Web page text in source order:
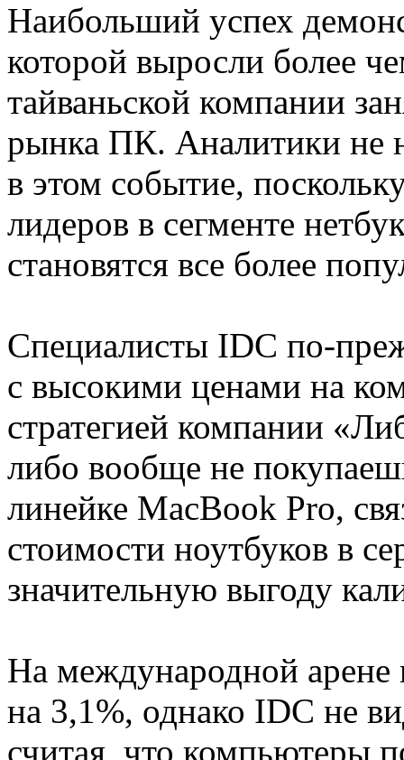
Наибольший успех
которой выросли более
тайваньской компании
рынка ПК. Аналитики не
в этом событие,
лидеров в сегменте
становятся все более
Специалисты IDC по-
с высокими ценами на
стратегией компании
либо вообще не
линейке MacBook Pro,
стоимости ноутбуков в
значительную выгоду
На международной
на 3,1%, однако IDC не
считая, что компьютеры